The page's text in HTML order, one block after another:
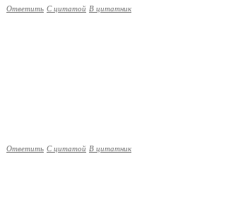
Ответить С цитатой В цитатник
Ответить С цитатой В цитатник